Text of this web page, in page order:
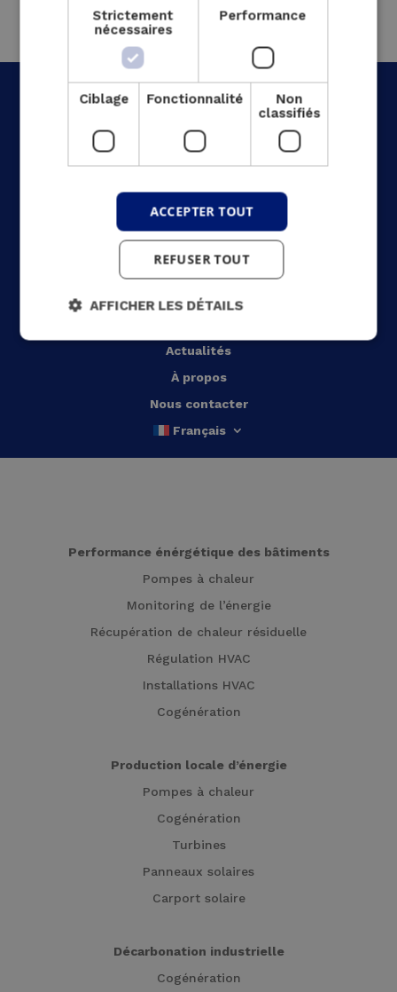
Acceuil
Votre secteur
Nos solutions
Nos réalisations
Actualités
À propos
Nous contacter
Français
Performance énérgétique des bâtiments
Pompes à chaleur
Monitoring de l’énergie
Récupération de chaleur résiduelle
Régulation HVAC
Installations HVAC
Cogénération
Production locale d’énergie
Pompes à chaleur
Cogénération
Turbines
Panneaux solaires
Carport solaire
Décarbonation industrielle
Cogénération
Strictement
nécessaires
Performance
Ciblage Fonctionnalité
Non
classifiés
ACCEPTER TOUT
REFUSER TOUT
AFFICHER LES DÉTAILS